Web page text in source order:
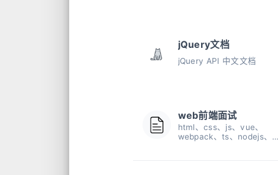
jQuery文档
jQuery API 中文文档
web前端面试
html、css、js、vue、
webpack、ts、nodejs、